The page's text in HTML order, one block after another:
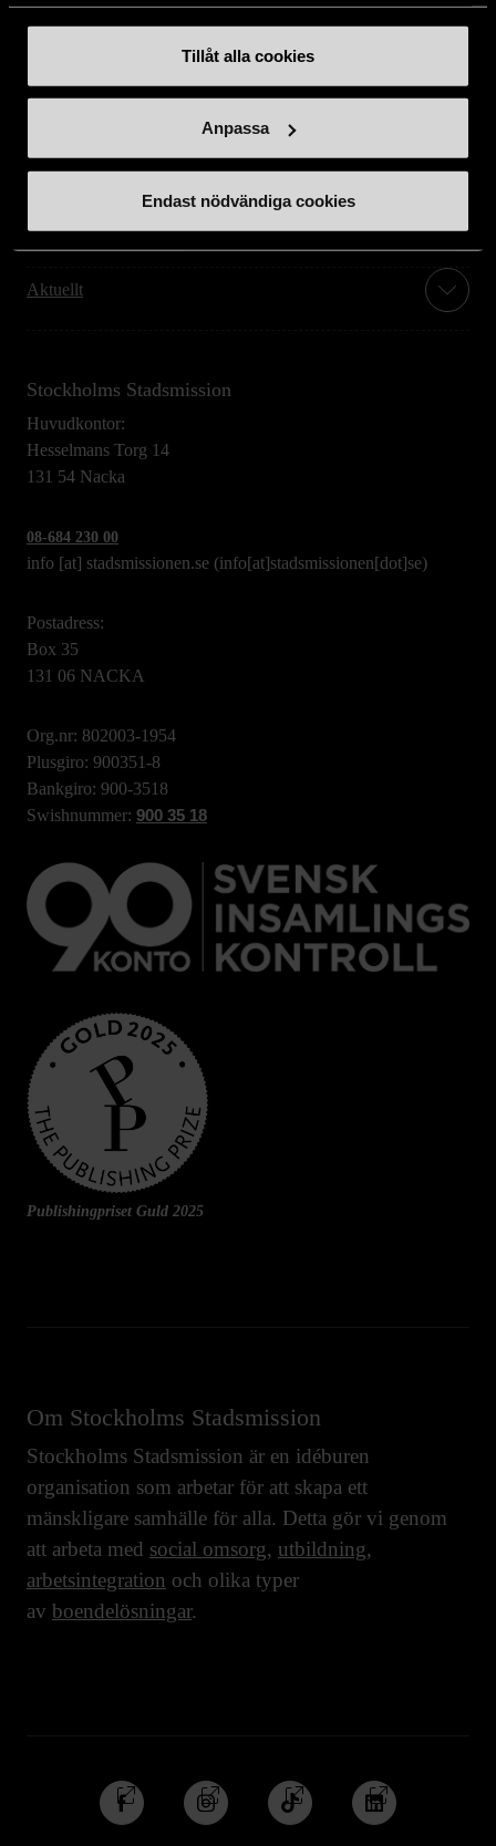
Tillåt alla cookies
Anpassa
Endast nödvändiga cookies
Hitta till oss
Handla second hand online
Om oss
Aktuellt
Stockholms Stadsmission
Huvudkontor:
Hesselmans Torg 14
131 54 Nacka
08-684 230 00
info [at] stadsmissionen.se (info[at]stadsmissionen[dot]se)
Postadress:
Box 35
131 06 NACKA
Org.nr: 802003-1954
Plusgiro: 900351-8
Bankgiro: 900-3518
Swishnummer: 900 35 18
Publishingpriset Guld 2025
Om Stockholms Stadsmission
Stockholms Stadsmission är en idéburen
organisation som arbetar för att skapa ett
mänskligare samhälle för alla. Detta gör vi genom
att arbeta med social omsorg, utbildning,
arbetsintegration och olika typer
av boendelösningar.
Följ
oss
Följ
oss
Följ
oss
Följ
oss